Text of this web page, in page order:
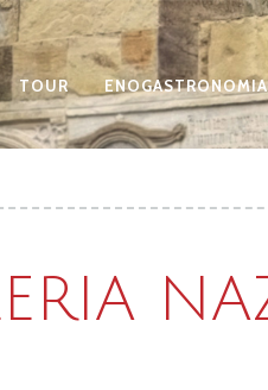
TOUR ENOGASTRONOMIA